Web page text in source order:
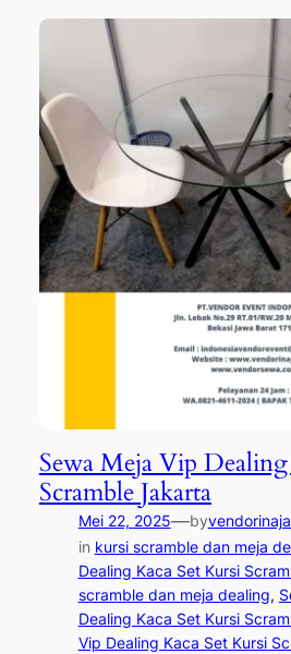
Sewa Meja Vip
Scramble Jakarta
Mei 22, 2025—by
in kursi scramble dan meja
Dealing Kaca Set Kursi
scramble dan meja dealing,
Dealing Kaca Set Kursi
Vip Dealing Kaca Set Kursi